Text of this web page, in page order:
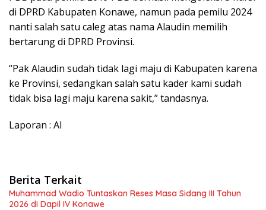
di DPRD Kabupaten Konawe, namun pada pemilu 2024
nanti salah satu caleg atas nama Alaudin memilih
bertarung di DPRD Provinsi.
“Pak Alaudin sudah tidak lagi maju di Kabupaten karena
ke Provinsi, sedangkan salah satu kader kami sudah
tidak bisa lagi maju karena sakit,” tandasnya.
Laporan : Al
Berita Terkait
Muhammad Wadio Tuntaskan Reses Masa Sidang III Tahun
2026 di Dapil IV Konawe